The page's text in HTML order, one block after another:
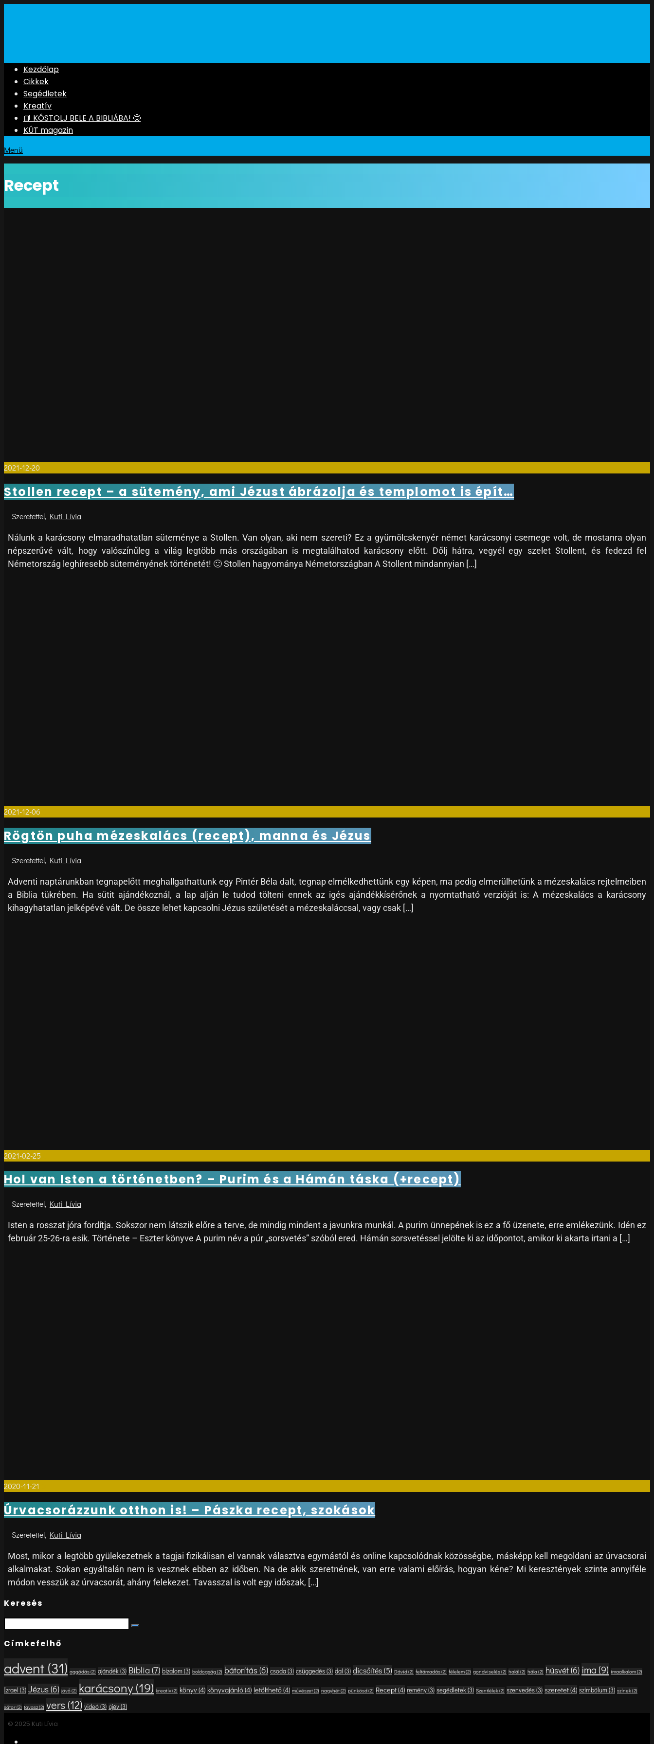
Kezdőlap
Cikkek
Segédletek
Kreatív
📘 KÓSTOLJ BELE A BIBLIÁBA! 🤩
KÚT magazin
Menü
Recept
2021-12-20
Stollen recept – a sütemény, ami Jézust ábrázolja és templomot is épít…
Kuti Lívia
Nálunk a karácsony elmaradhatatlan süteménye a Stollen. Van olyan, aki nem szereti? Ez a gyümölcskenyér német karácsonyi csemege volt, de mostanra olyan
népszerűvé vált, hogy valószínűleg a világ legtöbb más országában is megtalálhatod karácsony előtt. Dőlj hátra, vegyél egy szelet Stollent, és fedezd fel
Németország leghíresebb süteményének történetét! 🙂 Stollen hagyománya Németországban A Stollent mindannyian […]
2021-12-06
Rögtön puha mézeskalács (recept), manna és Jézus
Kuti Lívia
Adventi naptárunkban tegnapelőtt meghallgathattunk egy Pintér Béla dalt, tegnap elmélkedhettünk egy képen, ma pedig elmerülhetünk a mézeskalács rejtelmeiben
a Biblia tükrében. Ha sütit ajándékoznál, a lap alján le tudod tölteni ennek az igés ajándékkísérőnek a nyomtatható verzióját is: A mézeskalács a karácsony
kihagyhatatlan jelképévé vált. De össze lehet kapcsolni Jézus születését a mézeskaláccsal, vagy csak […]
2021-02-25
Hol van Isten a történetben? – Purim és a Hámán táska (+recept)
Kuti Lívia
Isten a rosszat jóra fordítja. Sokszor nem látszik előre a terve, de mindig mindent a javunkra munkál. A purim ünnepének is ez a fő üzenete, erre emlékezünk. Idén ez
február 25-26-ra esik. Története – Eszter könyve A purim név a púr „sorsvetés” szóból ered. Hámán sorsvetéssel jelölte ki az időpontot, amikor ki akarta irtani a […]
2020-11-21
Úrvacsorázzunk otthon is! – Pászka recept, szokások
Kuti Lívia
Most, mikor a legtöbb gyülekezetnek a tagjai fizikálisan el vannak választva egymástól és online kapcsolódnak közösségbe, másképp kell megoldani az úrvacsorai
alkalmakat. Sokan egyáltalán nem is vesznek ebben az időben. Na de akik szeretnének, van erre valami előírás, hogyan kéne? Mi keresztények szinte annyiféle
módon vesszük az úrvacsorát, ahány felekezet. Tavasszal is volt egy időszak, […]
Keresés
Címkefelhő
advent (31) aggódás(2) ajándék (3) Biblia (7) bizalom(3) boldogság(2) bátorítás(6) csoda(3) csüggedés(3) dal (3) dicsőítés(5) Dávid(2) feltámadás(2) félelem(2) gondviselés(2) halál(2) hála(2) húsvét(6) ima(9) imaalkalom(2)
Izrael (3) Jézus(6) jövő(2) karácsony(19) kreatív(2) könyv(4) könyvajánló(4) letölthető(4) művészet(2) nagyhét(2) pünkösd(2) Recept(4) remény(3) segédletek (3) Szentlélek(2) szenvedés(3) szeretet(4) szimbólum(3) színek(2)
sátor(2) tavasz(2) vers (12) videó(3) újév(3)
© 2025 Kuti Lívia